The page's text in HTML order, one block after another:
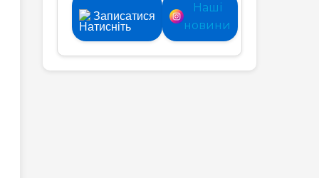
Записатися
Наші
новини